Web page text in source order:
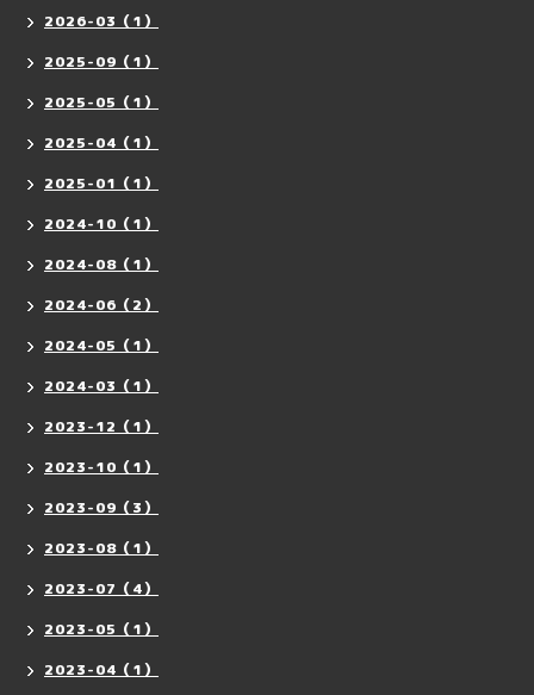
2026-03（1）
2025-09（1）
2025-05（1）
2025-04（1）
2025-01（1）
2024-10（1）
2024-08（1）
2024-06（2）
2024-05（1）
2024-03（1）
2023-12（1）
2023-10（1）
2023-09（3）
2023-08（1）
2023-07（4）
2023-05（1）
2023-04（1）